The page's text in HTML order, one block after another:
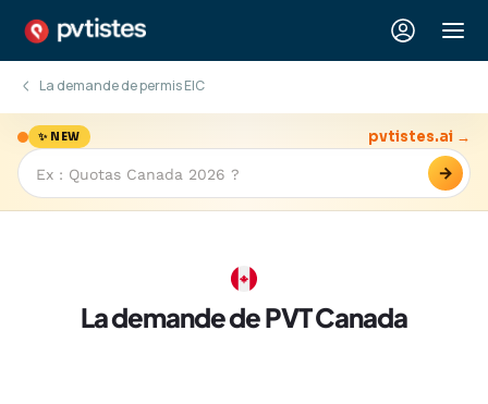
La demande de permis EIC
✨ NEW
→
pvtistes.ai →
La demande de PVT Canada